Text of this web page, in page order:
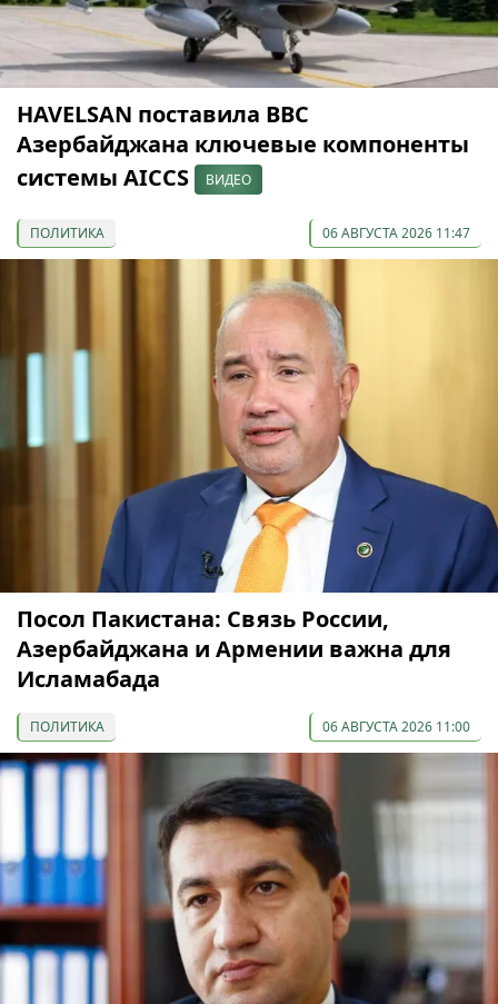
HAVELSAN поставила ВВС
Азербайджана ключевые компоненты
системы AICCS
ВИДЕО
ПОЛИТИКА 06 АВГУСТА 2026 11:47
Посол Пакистана: Связь России,
Азербайджана и Армении важна для
Исламабада
ПОЛИТИКА 06 АВГУСТА 2026 11:00